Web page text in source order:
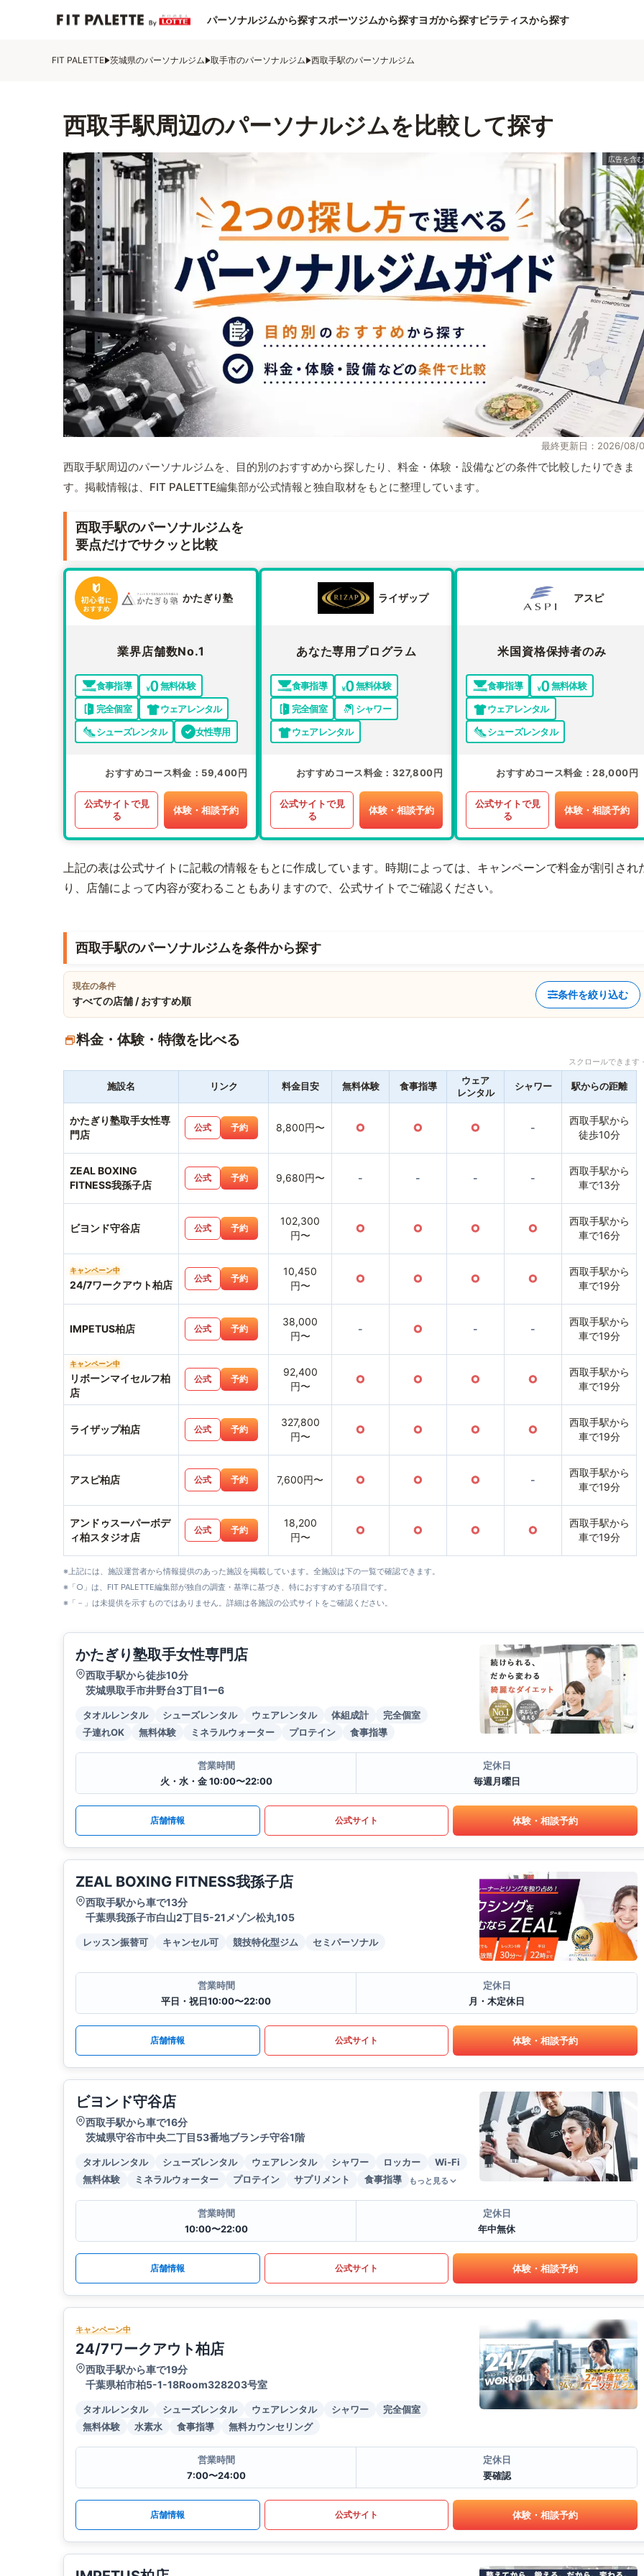
パーソナルジムから探すスポーツジムから探すヨガから探すピラティスから探す
FIT PALETTE 茨城県のパーソナルジム 取手市のパーソナルジム 西取手駅のパーソナルジム
西取手駅周辺のパーソナルジムを比較して探す
最終更新日：2026/08/
西取手駅周辺のパーソナルジムを、目的別のおすすめから探したり、料金・体験・設備などの条件で比較したりできま
す。掲載情報は、FIT PALETTE編集部が公式情報と独自取材をもとに整理しています。
西取手駅のパーソナルジムを
要点だけでサクッと比較
かたぎり塾
業界店舗数No.1
食事指導
無料体験
完全個室
ウェアレンタル
シューズレンタル
女性専用
おすすめコース料金 59,400円
公式サイトで見
る
体験・相談予約
ライザップ
あなた専用プログラム
食事指導
無料体験
完全個室
シャワー
ウェアレンタル
おすすめコース料金 327,800円
公式サイトで見
る
体験・相談予約
アスピ
米国資格保持者のみ
食事指導
無料体験
ウェアレンタル
シューズレンタル
おすすめコース料金 28,000円
公式サイトで見
る
体験・相談予約
上記の表は公式サイトに記載の情報をもとに作成しています。時期によっては、キャンペーンで料金が割引され
り、店舗によって内容が変わることもありますので、公式サイトでご確認ください。
西取手駅のパーソナルジムを条件から探す
現在の条件
すべての店舗 / おすすめ順
条件を絞り込む
料金・体験・特徴を比べる
スクロールできま
施設名 リンク 料金目安 無料体験 食事指導
ウェア
レンタル
シャワー 駅からの距離
かたぎり塾取手女性専
門店
公式 予約 8,800円〜 ○ ○ ○ -
西取手駅から
徒歩10分
ZEAL BOXING
FITNESS我孫子店
公式 予約 9,680円〜 - - - -
西取手駅から
車で13分
ビヨンド守谷店 公式 予約
102,300
円〜
○ ○ ○ ○
西取手駅から
車で16分
キャンペーン中
24/7ワークアウト柏店
公式 予約
10,450
円〜
○ ○ ○ ○
西取手駅から
車で19分
IMPETUS柏店 公式 予約
38,000
円〜
- ○ - -
西取手駅から
車で19分
キャンペーン中
リボーンマイセルフ柏
店
公式 予約
92,400
円〜
○ ○ ○ ○
西取手駅から
車で19分
ライザップ柏店 公式 予約
327,800
円〜
○ ○ ○ ○
西取手駅から
車で19分
アスピ柏店 公式 予約 7,600円〜 ○ ○ ○ -
西取手駅から
車で19分
アンドゥスーパーボデ
ィ柏スタジオ店
公式 予約
18,200
円〜
○ ○ ○ ○
西取手駅から
車で19分
※上記には、施設運営者から情報提供のあった施設を掲載しています。全施設は下の一覧で確認できます。
※「○」は、FIT PALETTE編集部が独自の調査・基準に基づき、特におすすめする項目です。
※「－」は未提供を示すものではありません。詳細は各施設の公式サイトをご確認ください。
かたぎり塾取手女性専門店
西取手駅から徒歩10分
茨城県取手市井野台3丁目1ー6
タオルレンタル シューズレンタル ウェアレンタル 体組成計
完全個室
子連れOK
無料体験 ミネラルウォーター プロテイン 食事指導
営業時間
火・水・金 10:00〜22:00
定休日
毎週月曜日
店舗情報 公式サイト 体験・相談予約
ZEAL BOXING FITNESS我孫子店
西取手駅から車で13分
千葉県我孫子市白山2丁目5-21メゾン松丸105
レッスン振替可 キャンセル可 競技特化型ジム セミパーソナル
営業時間
平日・祝日10:00〜22:00
定休日
月・木定休日
店舗情報 公式サイト 体験・相談予約
ビヨンド守谷店
西取手駅から車で16分
茨城県守谷市中央二丁目53番地ブランチ守谷1階
タオルレンタル シューズレンタル ウェアレンタル シャワー ロッカー
Wi-Fi
無料体験
ミネラルウォーター プロテイン サプリメント 食事指導 もっと見る
営業時間
10:00〜22:00
定休日
年中無休
店舗情報 公式サイト 体験・相談予約
キャンペーン中
24/7ワークアウト柏店
西取手駅から車で19分
千葉県柏市柏5-1-18Room328203号室
タオルレンタル シューズレンタル ウェアレンタル シャワー
完全個室
無料体験
水素水 食事指導 無料カウンセリング
営業時間
7:00〜24:00
定休日
要確認
店舗情報 公式サイト 体験・相談予約